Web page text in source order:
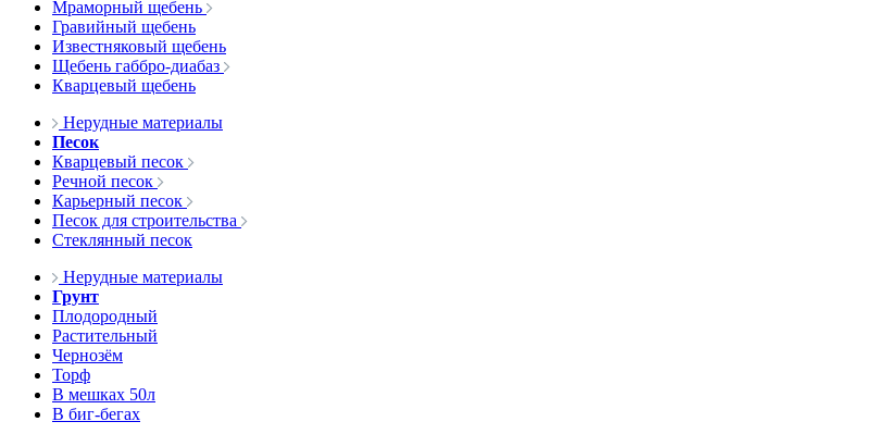
Мраморный щебень
Гравийный щебень
Известняковый щебень
Щебень габбро-диабаз
Кварцевый щебень
Нерудные материалы
Песок
Кварцевый песок
Речной песок
Карьерный песок
Песок для строительства
Стеклянный песок
Нерудные материалы
Грунт
Плодородный
Растительный
Чернозём
Торф
В мешках 50л
В биг-бегах